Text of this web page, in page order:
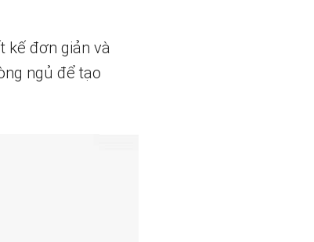
kế đơn giản và
ngủ để tạo